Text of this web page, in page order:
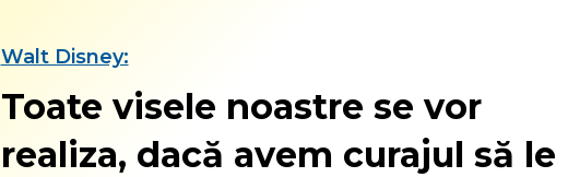
Walt Disney:
Toate visele noastre se vor
realiza, dacă avem curajul să le